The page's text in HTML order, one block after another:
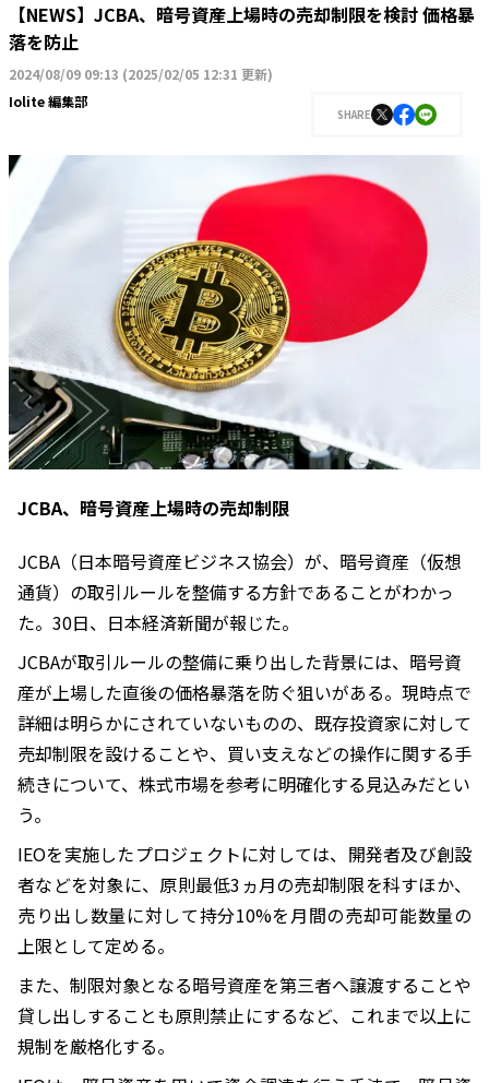
【NEWS】JCBA、暗号資産上場時の売却制限を検討 価格暴
落を防止
2024/08/09 09:13 (2025/02/05 12:31 更新)
Iolite 編集部
SHARE
JCBA、暗号資産上場時の売却制限
JCBA（日本暗号資産ビジネス協会）が、暗号資産（仮想
通貨）の取引ルールを整備する方針であることがわかっ
た。30日、日本経済新聞が報じた。
JCBAが取引ルールの整備に乗り出した背景には、暗号資
産が上場した直後の価格暴落を防ぐ狙いがある。現時点で
詳細は明らかにされていないものの、既存投資家に対して
売却制限を設けることや、買い支えなどの操作に関する手
続きについて、株式市場を参考に明確化する見込みだとい
う。
IEOを実施したプロジェクトに対しては、開発者及び創設
者などを対象に、原則最低3ヵ月の売却制限を科すほか、
売り出し数量に対して持分10%を月間の売却可能数量の
上限として定める。
また、制限対象となる暗号資産を第三者へ譲渡することや
貸し出しすることも原則禁止にするなど、これまで以上に
規制を厳格化する。